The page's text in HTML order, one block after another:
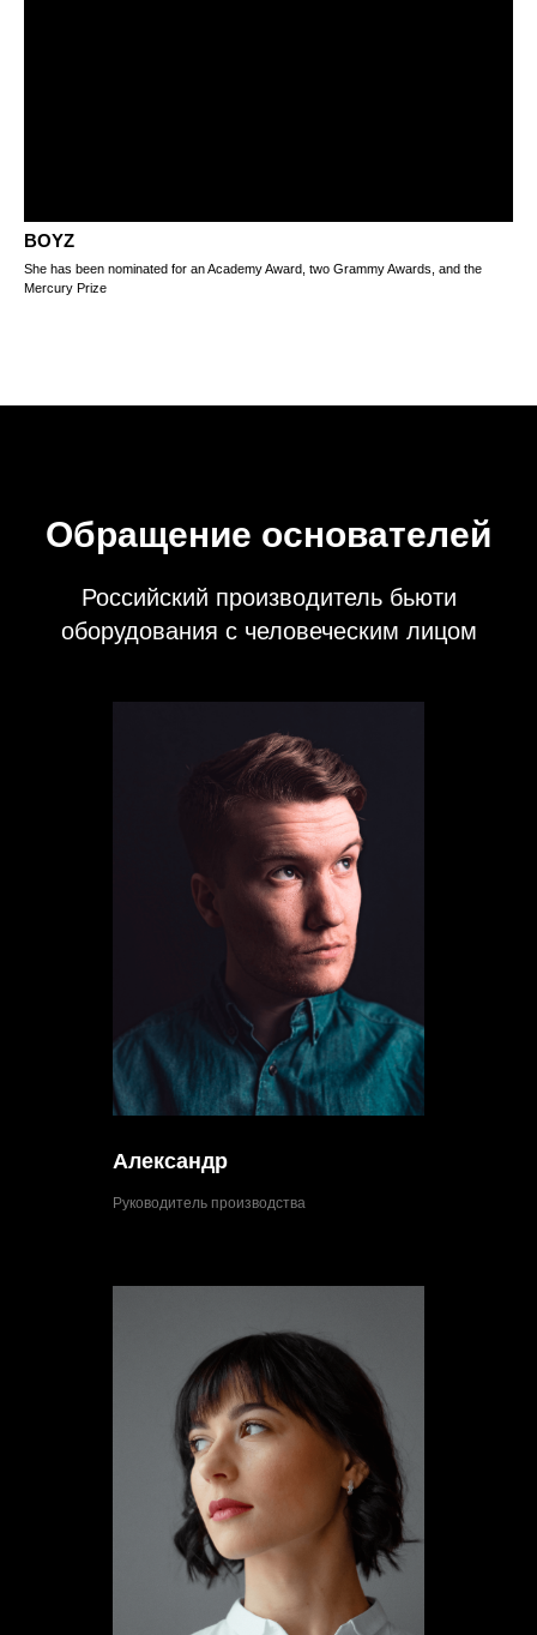
BOYZ
She has been nominated for an Academy Award, two Grammy Awards, and the
Mercury Prize
Обращение основателей
Российский производитель бьюти
оборудования с человеческим лицом
Александр
Руководитель производства